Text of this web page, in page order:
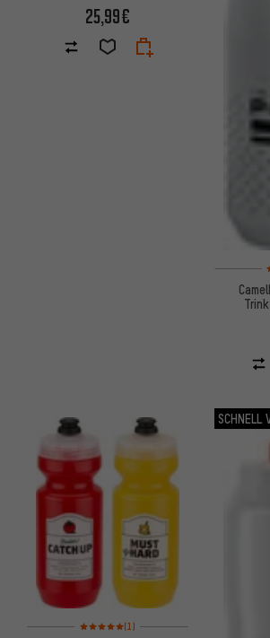
25,99€
Bewertungen: 5 von 5 basierend auf 1
(1)
SCHNELL